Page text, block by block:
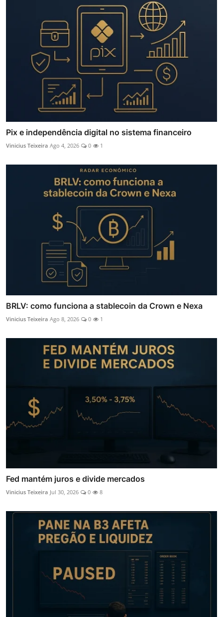
Pix e independência digital no sistema financeiro
Vinicius Teixeira Ago 4, 2026 0 1
BRLV: como funciona a stablecoin da Crown e Nexa
Vinicius Teixeira Ago 8, 2026 0 1
Fed mantém juros e divide mercados
Vinicius Teixeira Jul 30, 2026 0 8